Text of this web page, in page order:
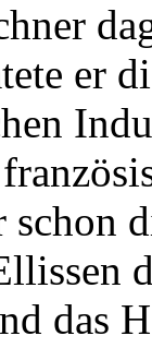
er
schon
das